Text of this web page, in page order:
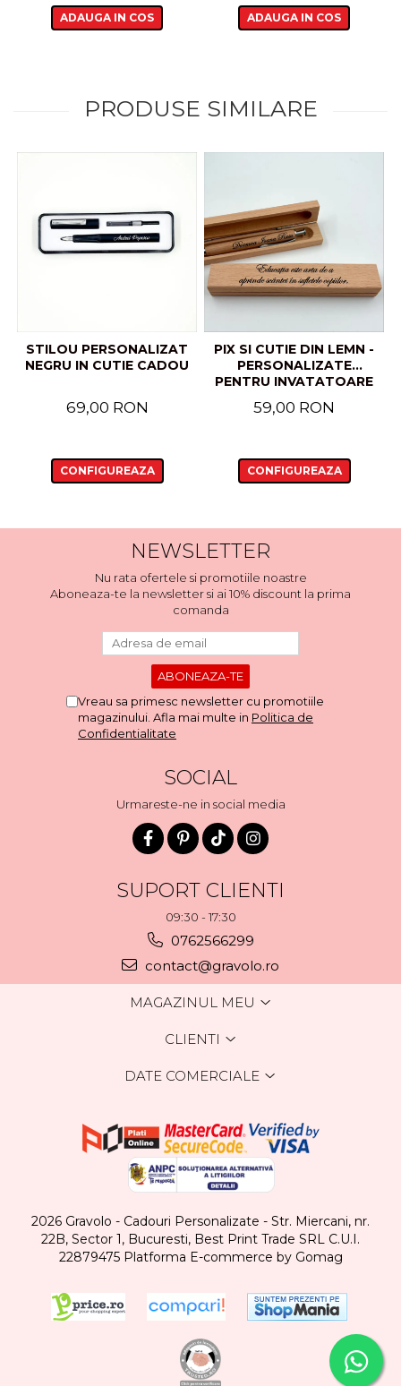
ADAUGA IN COS ADAUGA IN COS
PRODUSE SIMILARE
STILOU PERSONALIZAT
NEGRU IN CUTIE CADOU
69,00 RON
CONFIGUREAZA
PIX SI CUTIE DIN LEMN -
PERSONALIZATE
PENTRU INVATATOARE
59,00 RON
CONFIGUREAZA
NEWSLETTER
Nu rata ofertele si promotiile noastre
Aboneaza-te la newsletter si ai 10% discount la prima
comanda
Vreau sa primesc newsletter cu promotiile
magazinului. Afla mai multe in Politica de
Confidentialitate
SOCIAL
Urmareste-ne in social media
SUPORT CLIENTI
09:30 - 17:30
0762566299
contact@gravolo.ro
MAGAZINUL MEU
CLIENTI
DATE COMERCIALE
2026 Gravolo - Cadouri Personalizate - Str. Miercani, nr.
22B, Sector 1, Bucuresti, Best Print Trade SRL C.U.I.
22879475 Platforma E-commerce by Gomag